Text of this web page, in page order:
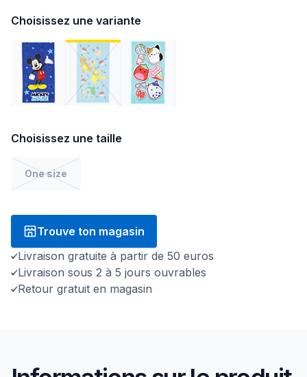
Choisissez une variante
Choisissez une taille
One size
Trouve ton magasin
Livraison gratuite à partir de 50 euros
Livraison sous 2 à 5 jours ouvrables
Retour gratuit en magasin